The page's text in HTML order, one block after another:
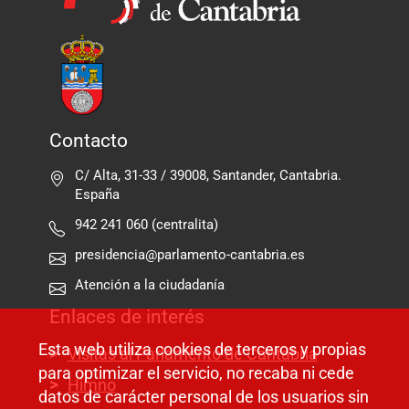
Contacto
C/ Alta, 31-33 / 39008, Santander, Cantabria.
España
942 241 060 (centralita)
presidencia@parlamento-cantabria.es
Atención a la ciudadanía
Enlaces de interés
Visitas al Parlamento de Cantabria
Himno
Esta web utiliza cookies de terceros y propias
para optimizar el servicio, no recaba ni cede
datos de carácter personal de los usuarios sin